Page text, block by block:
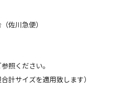
佐川急便）
照ください。
計サイズを適用致します）